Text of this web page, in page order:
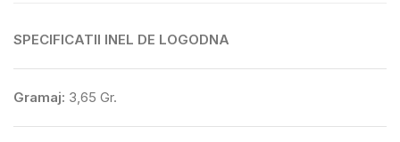
SPECIFICATII INEL DE LOGODNA
Gramaj: 3,65 Gr.